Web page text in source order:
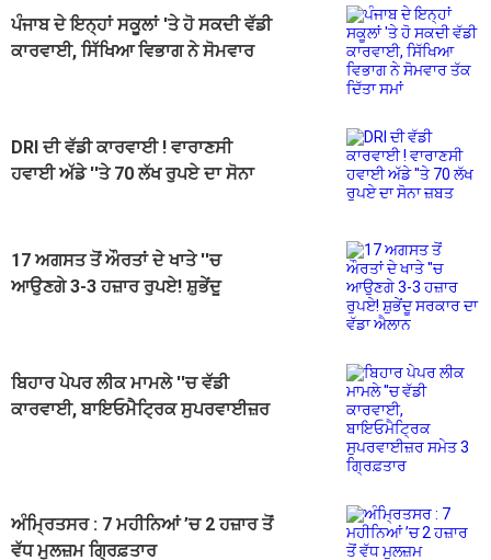
ਪੰਜਾਬ ਦੇ ਇਨ੍ਹਾਂ ਸਕੂਲਾਂ 'ਤੇ ਹੋ ਸਕਦੀ ਵੱਡੀ
ਕਾਰਵਾਈ, ਸਿੱਖਿਆ ਵਿਭਾਗ ਨੇ ਸੋਮਵਾਰ
DRI ਦੀ ਵੱਡੀ ਕਾਰਵਾਈ ! ਵਾਰਾਣਸੀ
ਹਵਾਈ ਅੱਡੇ ''ਤੇ 70 ਲੱਖ ਰੁਪਏ ਦਾ ਸੋਨਾ
17 ਅਗਸਤ ਤੋਂ ਔਰਤਾਂ ਦੇ ਖਾਤੇ ''ਚ
ਆਉਣਗੇ 3-3 ਹਜ਼ਾਰ ਰੁਪਏ! ਸ਼ੁਭੇਂਦੂ
ਬਿਹਾਰ ਪੇਪਰ ਲੀਕ ਮਾਮਲੇ ''ਚ ਵੱਡੀ
ਕਾਰਵਾਈ, ਬਾਇਓਮੈਟ੍ਰਿਕ ਸੁਪਰਵਾਈਜ਼ਰ
ਅੰਮ੍ਰਿਤਸਰ : 7 ਮਹੀਨਿਆਂ ’ਚ 2 ਹਜ਼ਾਰ ਤੋਂ
ਵੱਧ ਮੁਲਜ਼ਮ ਗ੍ਰਿਫ਼ਤਾਰ